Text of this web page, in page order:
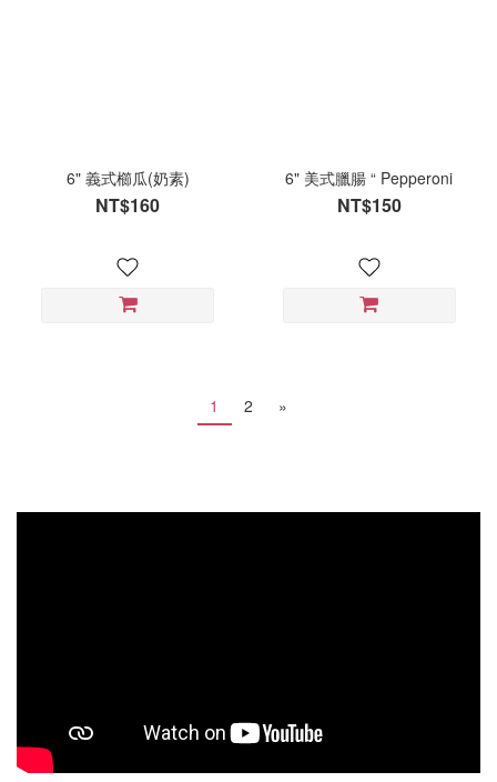
6" 義式櫛瓜(奶素)
NT$160
6" 美式臘腸 “ Pepperoni
NT$150
1 2 »